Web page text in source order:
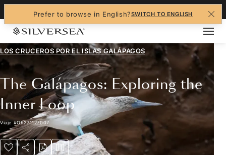
Prefer to browse in English?SWITCH TO ENGLISH
LOS CRUCEROS POR EL ISLAS GALÁPAGOS
The Galápagos: Exploring the
Inner Loop
Viaje #OR271127007